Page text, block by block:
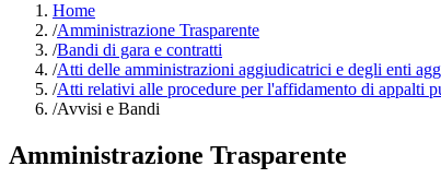
Home
/Amministrazione Trasparente
/Bandi di gara e contratti
/Atti delle amministrazioni aggiudicatrici e degli enti
/Atti relativi alle procedure per l'affidamento di appalti
/Avvisi e Bandi
Amministrazione Trasparente